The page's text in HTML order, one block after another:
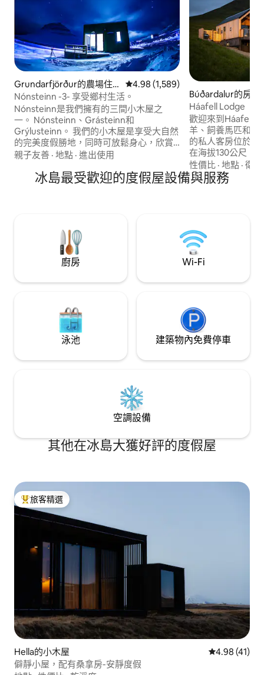
Grundarfjörður的農場住
宿
從 1,589 則評價中獲得 4.98 的平均
4.98 (1,589)
Nónsteinn -3- 享受鄉村生活。
Nónsteinn是我們擁有的三間小木屋之
一。 Nónsteinn、Grásteinn和
Grýlusteinn。 我們的小木屋是享受大自然
的完美度假勝地，同時可放鬆身心，欣賞
壯麗的景色。非常適合新婚夫婦、情侶或
Snæfellsjökull -水洞-熔岩田-黑色海灘-鳥
類生活-觀賞鯨魚-山景-北極光-日落、美味
親子友善 · 地點 · 進出使用
Búðardalur的房源
Háafell Lodge
歡迎來到Háafell
羊、飼養馬匹和擁
的私人客房位於農
在海拔130公尺。
2020 ） ， 100 平
格」房屋。
上有一條長長的河
性價比 ·地點 ·衛浴
冰島最受歡迎的度假屋設備與服務
廚房 Wi-Fi
泳池 建築物內免費停車
空調設備
其他在冰島大獲好評的度假屋
旅客精選榜首
旅客精選
Hella的小木屋 從 41 則評價
4.98 (41)
僻靜小屋，配有桑拿房-安靜度假